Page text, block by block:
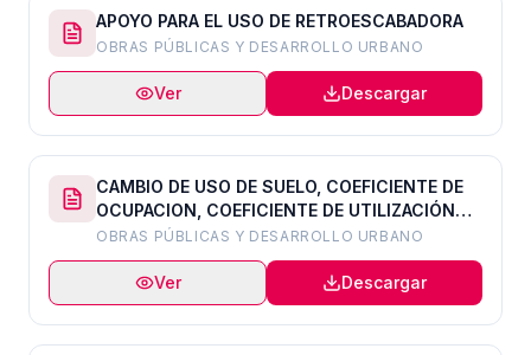
APOYO PARA EL USO DE RETROESCABADORA
OBRAS PÚBLICAS Y DESARROLLO URBANO
Ver Descargar
CAMBIO DE USO DE SUELO, COEFICIENTE DE
OCUPACION, COEFICIENTE DE UTILIZACIÓN
DEL SUELO O CAMBIO DE ALTURA EN LAS
EDIFICACIONES
OBRAS PÚBLICAS Y DESARROLLO URBANO
Ver Descargar